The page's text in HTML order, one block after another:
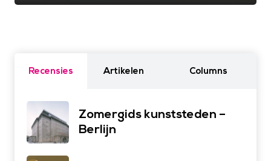
Recensies Artikelen Columns
Zomergids kunststeden –
Berlijn